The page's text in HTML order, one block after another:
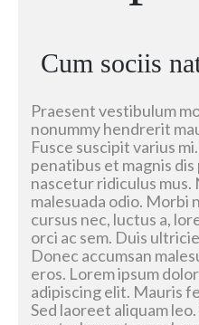
Cum sociis
Praesent vestibulum
nonummy hendrerit
Fusce suscipit varius
penatibus et magnis
nascetur ridiculus mus.
malesuada odio. Morbi
cursus nec, luctus a,
orci ac sem. Duis
Donec accumsan
eros. Lorem ipsum
adipiscing elit. Mauris
Sed laoreet aliquam